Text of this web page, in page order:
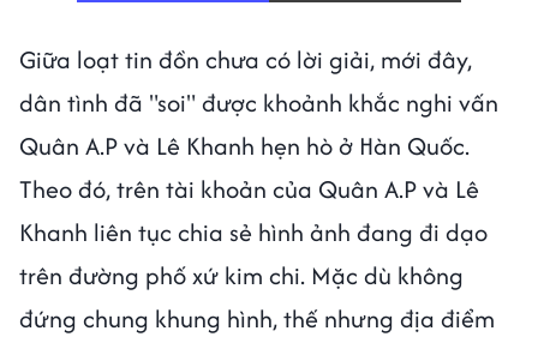
Giữa loạt tin đồn chưa có lời giải, mới đây,
dân tình đã "soi" được khoảnh khắc nghi vấn
Quân A.P và Lê Khanh hẹn hò ở Hàn Quốc.
Theo đó, trên tài khoản của Quân A.P và Lê
Khanh liên tục chia sẻ hình ảnh đang đi dạo
trên đường phố xứ kim chi. Mặc dù không
đứng chung khung hình, thế nhưng địa điểm